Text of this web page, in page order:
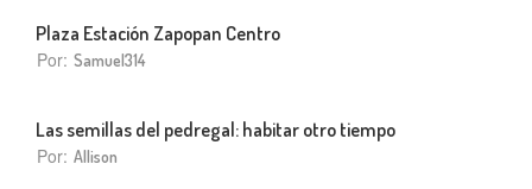
Plaza Estación Zapopan Centro
Por: Samuel314
Las semillas del pedregal: habitar otro tiempo
Por: Allison